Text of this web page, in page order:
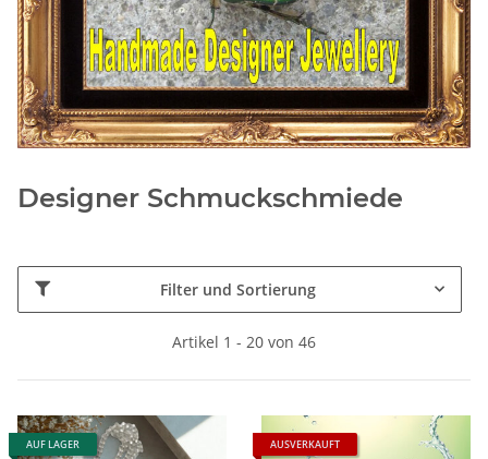
Designer Schmuckschmiede
Filter und Sortierung
Artikel 1 - 20 von 46
AUF LAGER AUSVERKAUFT